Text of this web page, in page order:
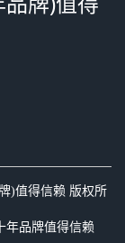
)值得信赖 版权所
年品牌值得信赖